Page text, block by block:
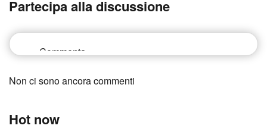
Partecipa alla discussione
Non ci sono ancora commenti
Hot now